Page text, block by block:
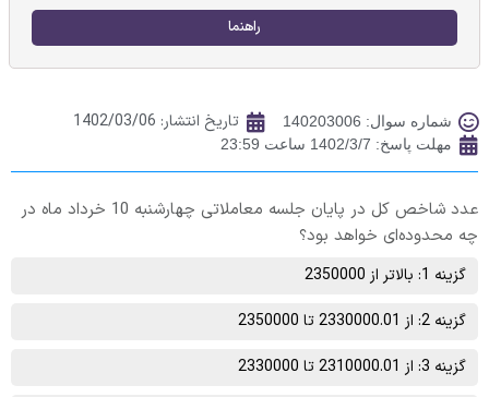
راهنما
شماره سوال: 140203006 تاریخ انتشار: 1402/03/06
مهلت پاسخ: 1402/3/7 ساعت 23:59
عدد شاخص کل در پایان جلسه معاملاتی چهارشنبه 10 خرداد ماه در
چه محدوده‌ای خواهد بود؟
گزینه 1: بالاتر از 2350000
گزینه 2: از 2330000.01 تا 2350000
گزینه 3: از 2310000.01 تا 2330000